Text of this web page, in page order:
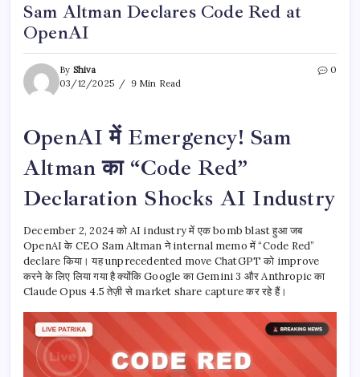
Sam Altman Declares Code Red at
OpenAI
By Shiva
03/12/2025
9 Min Read
0
OpenAI में Emergency! Sam
Altman का “Code Red”
Declaration Shocks AI Industry
December 2, 2024 को AI industry में एक bomb blast हुआ जब
OpenAI के CEO Sam Altman ने internal memo में “Code Red”
declare किया। यह unprecedented move ChatGPT को improve
करने के लिए लिया गया है क्योंकि Google का Gemini 3 और Anthropic का
Claude Opus 4.5 तेज़ी से market share capture कर रहे हैं।